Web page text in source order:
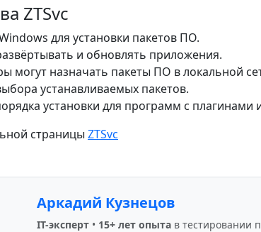
ZTSvc
для установки пакетов ПО.
и обновлять приложения.
могут назначать пакеты ПО в локальной
устанавливаемых пакетов.
установки для программ с плагинами
страницы ZTSvc
Аркадий Кузнецов
IT-эксперт• 15+ лет опытав тестировании